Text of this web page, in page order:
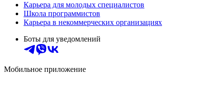
Карьера для молодых специалистов
Школа программистов
Карьера в некоммерческих организациях
Боты для уведомлений
Мобильное приложение